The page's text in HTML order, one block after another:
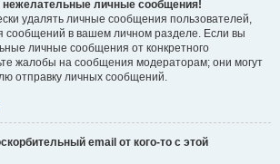
нежелательные личные сообщения!
удалять личные сообщения пользователей,
сообщений в вашем личном разделе. Если вы
личные сообщения от конкретного
жалобы на сообщения модераторам; они могут
отправку личных сообщений.
email от кого-то с этой